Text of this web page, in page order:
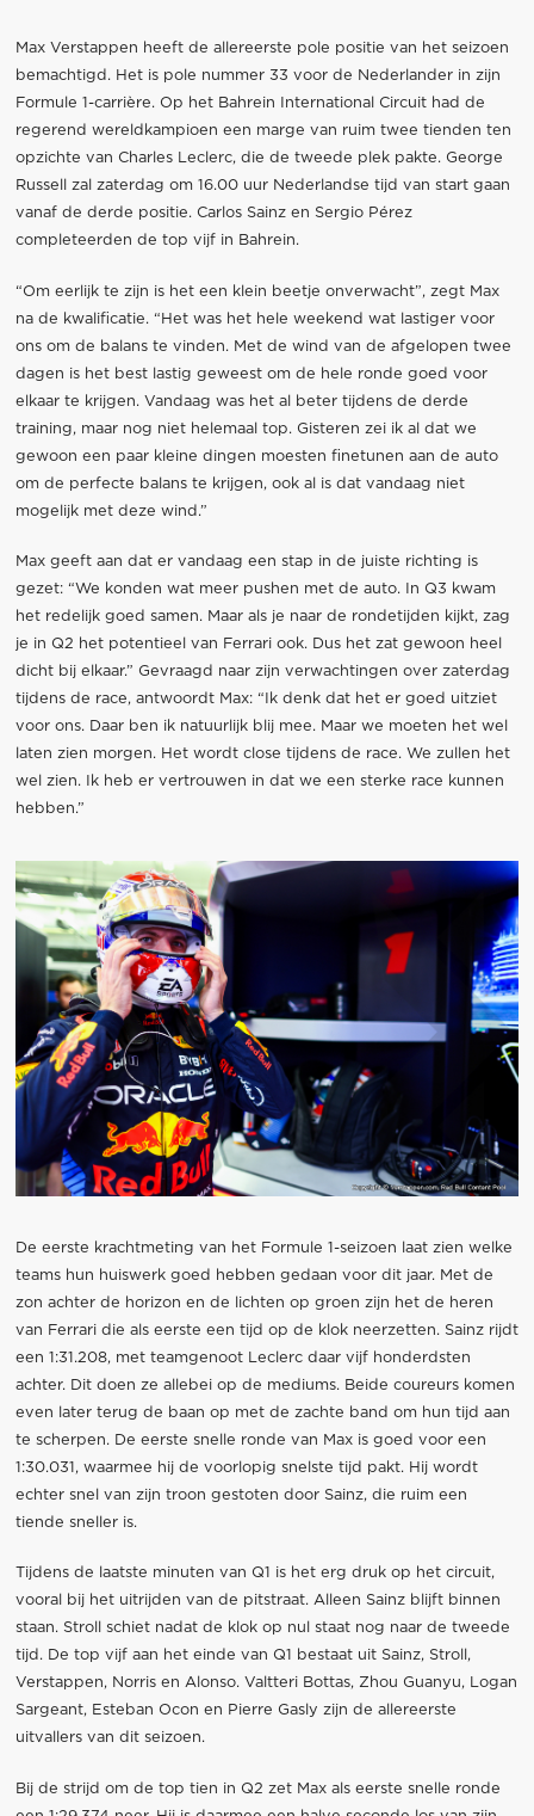
Max Verstappen heeft de allereerste pole positie van het seizoen
bemachtigd. Het is pole nummer 33 voor de Nederlander in zijn
Formule 1-carrière. Op het Bahrein International Circuit had de
regerend wereldkampioen een marge van ruim twee tienden ten
opzichte van Charles Leclerc, die de tweede plek pakte. George
Russell zal zaterdag om 16.00 uur Nederlandse tijd van start gaan
vanaf de derde positie. Carlos Sainz en Sergio Pérez
completeerden de top vijf in Bahrein.
“Om eerlijk te zijn is het een klein beetje onverwacht”, zegt Max
na de kwalificatie. “Het was het hele weekend wat lastiger voor
ons om de balans te vinden. Met de wind van de afgelopen twee
dagen is het best lastig geweest om de hele ronde goed voor
elkaar te krijgen. Vandaag was het al beter tijdens de derde
training, maar nog niet helemaal top. Gisteren zei ik al dat we
gewoon een paar kleine dingen moesten finetunen aan de auto
om de perfecte balans te krijgen, ook al is dat vandaag niet
mogelijk met deze wind.”
Max geeft aan dat er vandaag een stap in de juiste richting is
gezet: “We konden wat meer pushen met de auto. In Q3 kwam
het redelijk goed samen. Maar als je naar de rondetijden kijkt, zag
je in Q2 het potentieel van Ferrari ook. Dus het zat gewoon heel
dicht bij elkaar.” Gevraagd naar zijn verwachtingen over zaterdag
tijdens de race, antwoordt Max: “Ik denk dat het er goed uitziet
voor ons. Daar ben ik natuurlijk blij mee. Maar we moeten het wel
laten zien morgen. Het wordt close tijdens de race. We zullen het
wel zien. Ik heb er vertrouwen in dat we een sterke race kunnen
hebben.”
De eerste krachtmeting van het Formule 1-seizoen laat zien welke
teams hun huiswerk goed hebben gedaan voor dit jaar. Met de
zon achter de horizon en de lichten op groen zijn het de heren
van Ferrari die als eerste een tijd op de klok neerzetten. Sainz rijdt
een 1:31.208, met teamgenoot Leclerc daar vijf honderdsten
achter. Dit doen ze allebei op de mediums. Beide coureurs komen
even later terug de baan op met de zachte band om hun tijd aan
te scherpen. De eerste snelle ronde van Max is goed voor een
1:30.031, waarmee hij de voorlopig snelste tijd pakt. Hij wordt
echter snel van zijn troon gestoten door Sainz, die ruim een
tiende sneller is.
Tijdens de laatste minuten van Q1 is het erg druk op het circuit,
vooral bij het uitrijden van de pitstraat. Alleen Sainz blijft binnen
staan. Stroll schiet nadat de klok op nul staat nog naar de tweede
tijd. De top vijf aan het einde van Q1 bestaat uit Sainz, Stroll,
Verstappen, Norris en Alonso. Valtteri Bottas, Zhou Guanyu, Logan
Sargeant, Esteban Ocon en Pierre Gasly zijn de allereerste
uitvallers van dit seizoen.
Bij de strijd om de top tien in Q2 zet Max als eerste snelle ronde